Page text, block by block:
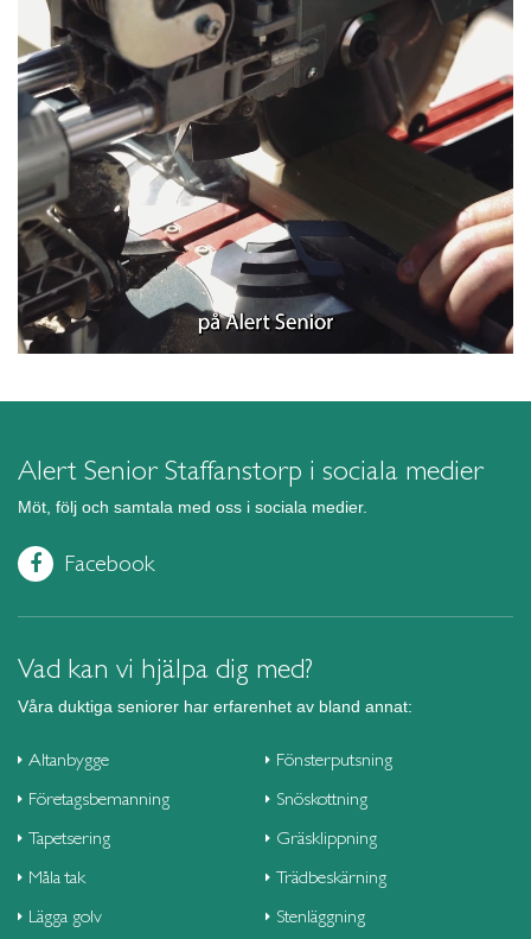
Alert Senior Staffanstorp i sociala medier
Möt, följ och samtala med oss i sociala medier.
Facebook
Vad kan vi hjälpa dig med?
Våra duktiga seniorer har erfarenhet av bland annat:
Altanbygge
Företagsbemanning
Tapetsering
Måla tak
Lägga golv
Fönsterputsning
Snöskottning
Gräsklippning
Trädbeskärning
Stenläggning